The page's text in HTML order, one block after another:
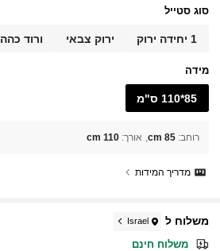
סוג סטייל
1 יחידה ירוק ירוק צבאי ורוד כהה
מידה
85*110 ס"מ
רוחב:
85 cm אורך:
110 cm
מדריך המידות
משלוח ל Israel
משלוח חינם